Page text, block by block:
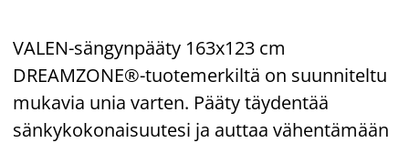
VALEN-sängynpääty 163x123 cm
DREAMZONE®-tuotemerkiltä on suunniteltu
mukavia unia varten. Pääty täydentää
sänkykokonaisuutesi ja auttaa vähentämään